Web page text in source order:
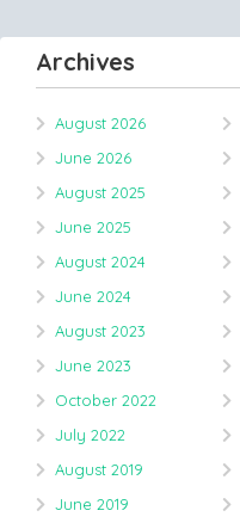
Archives
August 2026
June 2026
August 2025
June 2025
August 2024
June 2024
August 2023
June 2023
October 2022
July 2022
August 2019
June 2019